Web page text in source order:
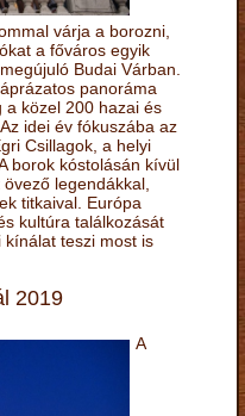
várja a borozni,
a főváros egyik
Budai Várban.
panoráma
a közel 200 hazai és
idei év fókuszába az
Csillagok, a helyi
borok kóstolásán kívül
legendákkal,
titkaival. Európa
kultúra találkozását
teszi most is
2019
A